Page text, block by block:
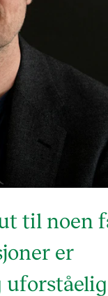
til noen
er